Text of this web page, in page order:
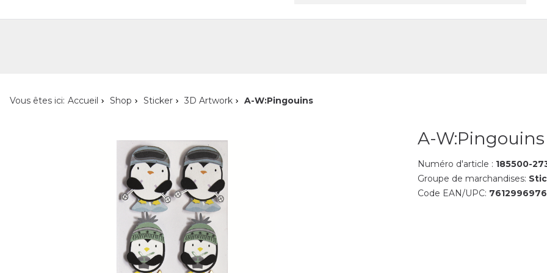
Vous êtes ici: Accueil Shop Sticker 3D Artwork A-W:Pingouins
A-W:Pingouins
Numéro d'article : 185500-
Groupe de marchandises:
Code EAN/UPC: